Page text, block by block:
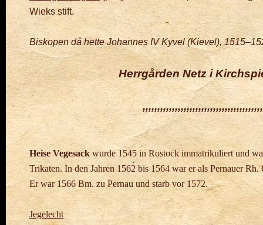
Wieks stift.
Biskopen då hette Johannes IV Kyvel (Kievel),
Herrgården Netz i
Heise Vegesackwurde 1545 in Rostock immatrikuliert und
Trikaten. In den Jahren 1562 bis 1564 war er als Pernauer
Er war 1566 Bm.zu Pernau und starb vor 1572.
Jegelecht